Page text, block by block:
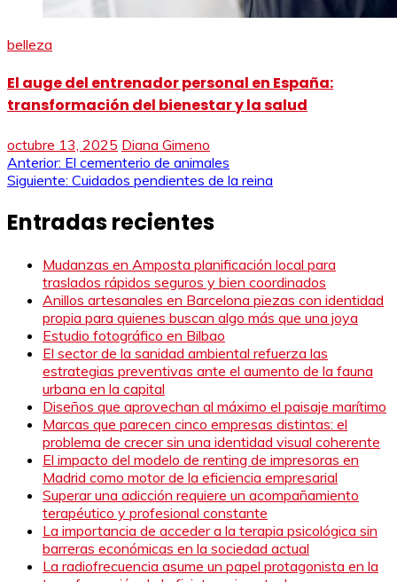
belleza
El auge del entrenador personal en España:
transformación del bienestar y la salud
octubre 13, 2025 Diana Gimeno
Navegación
entradas
Anterior: El cementerio de animales
Siguiente: Cuidados pendientes de la reina
Entradas recientes
Mudanzas en Amposta planificación local para
traslados rápidos seguros y bien coordinados
Anillos artesanales en Barcelona piezas con identidad
propia para quienes buscan algo más que una joya
Estudio fotográfico en Bilbao
El sector de la sanidad ambiental refuerza las
estrategias preventivas ante el aumento de la fauna
urbana en la capital
Diseños que aprovechan al máximo el paisaje marítimo
Marcas que parecen cinco empresas distintas: el
problema de crecer sin una identidad visual coherente
El impacto del modelo de renting de impresoras en
Madrid como motor de la eficiencia empresarial
Superar una adicción requiere un acompañamiento
terapéutico y profesional constante
La importancia de acceder a la terapia psicológica sin
barreras económicas en la sociedad actual
La radiofrecuencia asume un papel protagonista en la